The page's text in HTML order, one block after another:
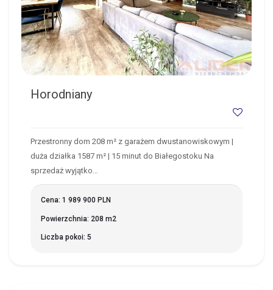
Horodniany
Przestronny dom 208 m² z garażem dwustanowiskowym |
duża działka 1587 m² | 15 minut do Białegostoku Na
sprzedaż wyjątko…
Cena: 1 989 900 PLN
Powierzchnia: 208 m2
Liczba pokoi: 5